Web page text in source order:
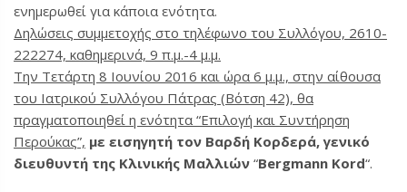
ενημερωθεί για κάποια ενότητα.
Δηλώσεις συμμετοχής στο τηλέφωνο του Συλλόγου, 2610-
222274, καθημερινά, 9 π.μ.-4 μ.μ.
Την Τετάρτη 8 Ιουνίου 2016 και ώρα 6 μ.μ., στην αίθουσα
του Ιατρικού Συλλόγου Πάτρας (Βότση 42), θα
πραγματοποιηθεί η ενότητα “Επιλογή και Συντήρηση
Περούκας”, με εισηγητή τον Βαρδή Κορδερά, γενικό
διευθυντή της Κλινικής Μαλλιών “Bergmann Kord“.